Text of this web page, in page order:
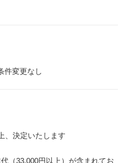
件変更なし
、決定いたします
（33,000円以上）が含まれてお